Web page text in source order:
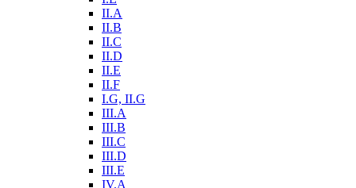
II.A
II.B
II.C
II.D
II.E
II.F
I.G, II.G
III.A
III.B
III.C
III.D
III.E
IV.A